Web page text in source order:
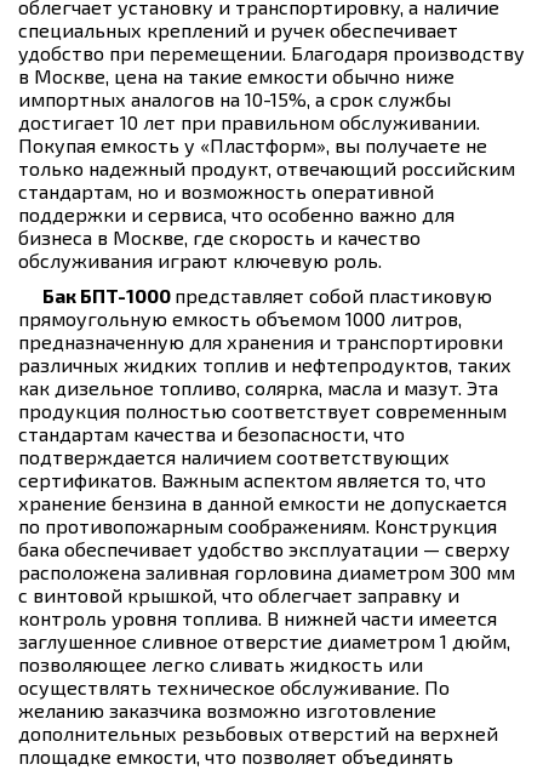
облегчает установку и транспортировку, а наличие
специальных креплений и ручек обеспечивает
удобство при перемещении. Благодаря производству
в Москве, цена на такие емкости обычно ниже
импортных аналогов на 10-15%, а срок службы
достигает 10 лет при правильном обслуживании.
Покупая емкость у «Пластформ», вы получаете не
только надежный продукт, отвечающий российским
стандартам, но и возможность оперативной
поддержки и сервиса, что особенно важно для
бизнеса в Москве, где скорость и качество
обслуживания играют ключевую роль.
Бак БПТ-1000 представляет собой пластиковую
прямоугольную емкость объемом 1000 литров,
предназначенную для хранения и транспортировки
различных жидких топлив и нефтепродуктов, таких
как дизельное топливо, солярка, масла и мазут. Эта
продукция полностью соответствует современным
стандартам качества и безопасности, что
подтверждается наличием соответствующих
сертификатов. Важным аспектом является то, что
хранение бензина в данной емкости не допускается
по противопожарным соображениям. Конструкция
бака обеспечивает удобство эксплуатации — сверху
расположена заливная горловина диаметром 300 мм
с винтовой крышкой, что облегчает заправку и
контроль уровня топлива. В нижней части имеется
заглушенное сливное отверстие диаметром 1 дюйм,
позволяющее легко сливать жидкость или
осуществлять техническое обслуживание. По
желанию заказчика возможно изготовление
дополнительных резьбовых отверстий на верхней
площадке емкости, что позволяет объединять